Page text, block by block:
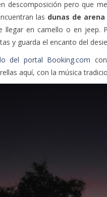
descomposición pero que
las dunas de
llegar en camello o en jeep.
y guarda el encanto del
del portal Booking.com
aquí, con la música